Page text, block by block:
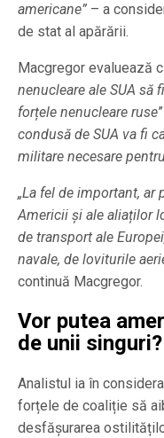
americane” – a
de stat al apărării.
Macgregor evaluează
nenucleare ale SUA să
forțele nenucleare ruse
condusă de SUA va fi
militare necesare
„La fel de important, ar
Americii și ale aliaților
de transport ale
navale, de loviturile
continuă Macgregor.
Vor putea
de unii singuri?
Analistul ia în
forțele de coaliție să
desfășurarea